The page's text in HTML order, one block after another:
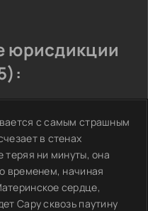
юрисдикции
с самым страшным
в стенах
теряя ни минуты, она
временем, начиная
сердце,
Сару сквозь паутину